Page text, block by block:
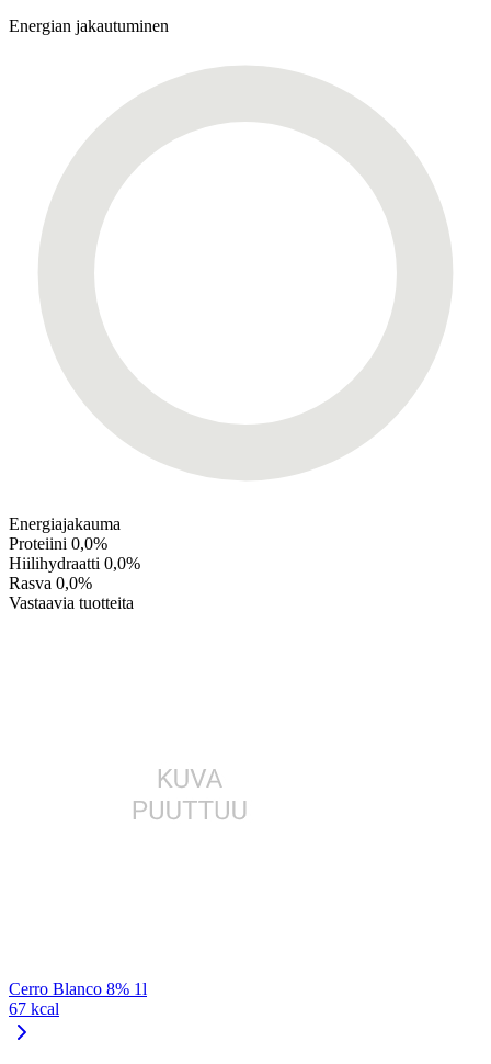
Energian jakautuminen
Energiajakauma
Proteiini 0,0%
Hiilihydraatti 0,0%
Rasva 0,0%
Vastaavia tuotteita
Cerro Blanco 8% 1l
67 kcal